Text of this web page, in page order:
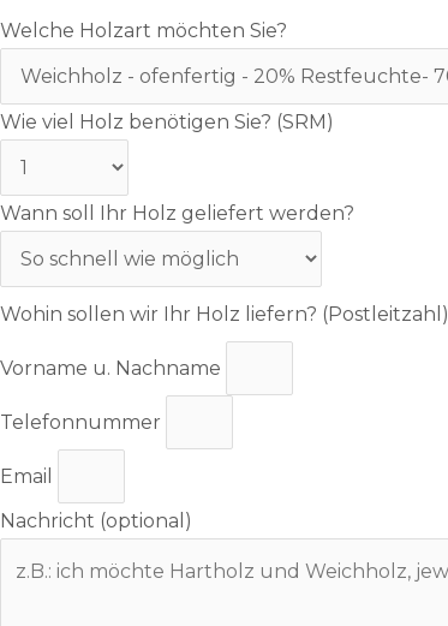
Welche Holzart möchten Sie?
Wie viel Holz benötigen Sie? (SRM)
Wann soll Ihr Holz geliefert werden?
Wohin sollen wir Ihr Holz liefern? (Postleitzahl)
Vorname u. Nachname
Telefonnummer
Email
Nachricht (optional)